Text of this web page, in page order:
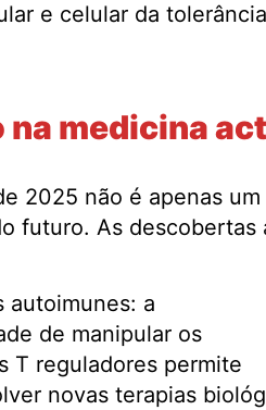
e celular da
na medicina
2025 não é apenas
futuro. As descobertas
autoimunes: a
de manipular os
T reguladores permite
novas terapias